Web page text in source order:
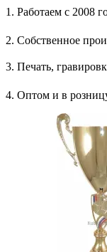
1. Работаем с 2008
2. Собственное
3. Печать,
4. Оптом и в